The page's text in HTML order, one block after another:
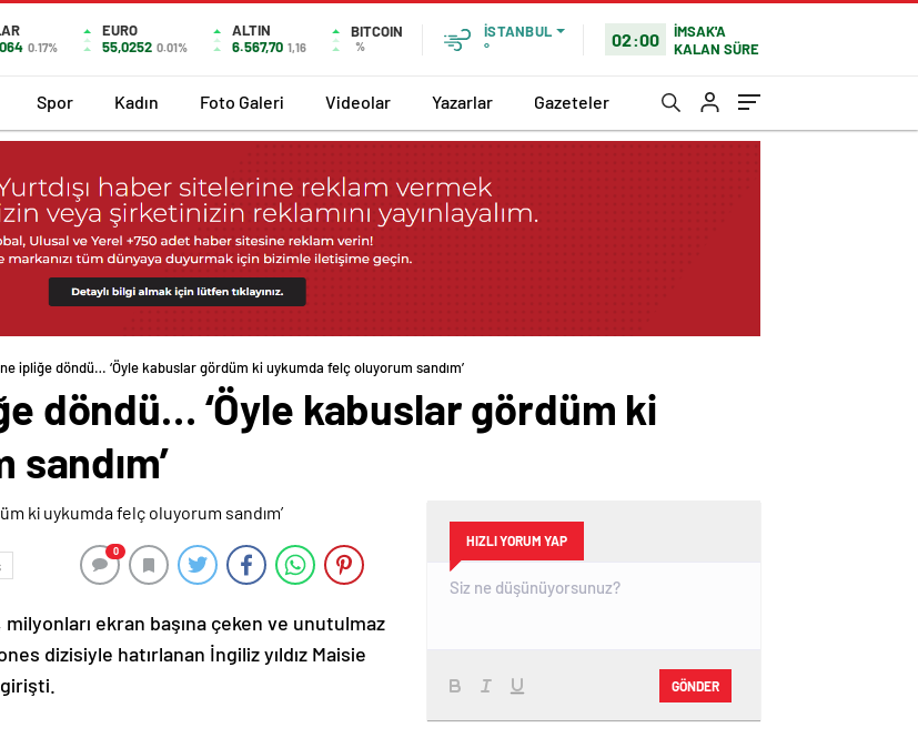
0.17%
EURO
55,0252 0.01%
ALTIN
6.567,70 1,16
BITCOIN
%
İSTANBUL
°
02:00
İMSAK'A
KALAN SÜRE
Spor Kadın Foto Galeri Videolar Yazarlar Gazeteler
ipliğe döndü… ‘Öyle kabuslar gördüm ki uykumda felç oluyorum sandım’
döndü… ‘Öyle kabuslar gördüm ki
0
ekran başına çeken ve unutulmaz
dizisiyle hatırlanan İngiliz yıldız Maisie
HIZLI YORUM YAP
GÖNDER